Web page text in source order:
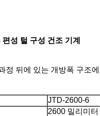
성 털 구성 건조 기계
정 뒤에 있는 개방폭 구조
JTD-2600-6
2600 밀리미터